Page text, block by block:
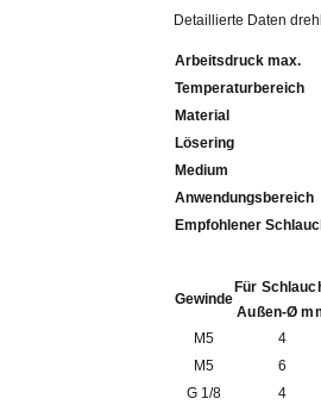
Detaillierte Daten
Arbeitsdruck max.
Temperaturbereich
Material
Lösering
Medium
Anwendungsbereich
Gewinde
Für
Außen-Ø
M5
4
M5
6
G 1/8
4